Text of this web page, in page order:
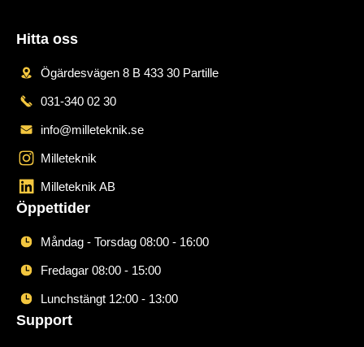
Hitta oss
Ögärdesvägen 8 B 433 30 Partille
031-340 02 30
info@milleteknik.se
Milleteknik
Milleteknik AB
Öppettider
Måndag - Torsdag 08:00 - 16:00
Fredagar 08:00 - 15:00
Lunchstängt 12:00 - 13:00
Support